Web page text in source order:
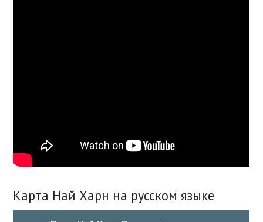
Карта Най Харн на русском языке